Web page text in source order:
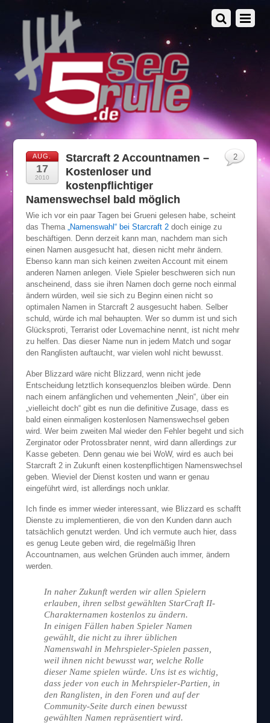
AUG.
17
2010
Starcraft 2 Accountnamen –
Kostenloser und
kostenpflichtiger
Namenswechsel bald möglich
Wie ich vor ein paar Tagen bei Grueni gelesen habe, scheint
das Thema „Namenswahl“ bei Starcraft 2doch einige zu
beschäftigen. Denn derzeit kann man, nachdem man sich
einen Namen ausgesucht hat, diesen nicht mehr ändern.
Ebenso kann man sich keinen zweiten Account mit einem
anderen Namen anlegen. Viele Spieler beschweren sich nun
anscheinend, dass sie ihren Namen doch gerne noch einmal
ändern würden, weil sie sich zu Beginn einen nicht so
optimalen Namen in Starcraft 2 ausgesucht haben. Selber
schuld, würde ich mal behaupten. Wer so dumm ist und sich
Glücksproti, Terrarist oder Lovemachine nennt, ist nicht mehr
zu helfen. Das dieser Name nun in jedem Match und sogar
den Ranglisten auftaucht, war vielen wohl nicht bewusst.
Aber Blizzard wäre nicht Blizzard, wenn nicht jede
Entscheidung letztlich konsequenzlos bleiben würde. Denn
nach einem anfänglichen und vehementen „Nein“, über ein
„vielleicht doch“ gibt es nun die definitive Zusage, dass es
bald einen einmaligen kostenlosen Namenswechsel geben
wird. Wer beim zweiten Mal wieder den Fehler begeht und sich
Zerginator oder Protossbrater nennt, wird dann allerdings zur
Kasse gebeten. Denn genau wie bei WoW, wird es auch bei
Starcraft 2 in Zukunft einen kostenpflichtigen Namenswechsel
geben. Wieviel der Dienst kosten und wann er genau
eingeführt wird, ist allerdings noch unklar.
Ich finde es immer wieder interessant, wie Blizzard es schafft
Dienste zu implementieren, die von den Kunden dann auch
tatsächlich genutzt werden. Und ich vermute auch hier, dass
es genug Leute geben wird, die regelmäßig Ihren
Accountnamen, aus welchen Gründen auch immer, ändern
werden.
In naher Zukunft werden wir allen Spielern
erlauben, ihren selbst gewählten StarCraft II-
Charakternamen kostenlos zu ändern.
In einigen Fällen haben Spieler Namen
gewählt, die nicht zu ihrer üblichen
Namenswahl in Mehrspieler-Spielen passen,
weil ihnen nicht bewusst war, welche Rolle
dieser Name spielen würde. Uns ist es wichtig,
dass jeder von euch in Mehrspieler-Partien, in
den Ranglisten, in den Foren und auf der
Community-Seite durch einen bewusst
gewählten Namen repräsentiert wird.
2